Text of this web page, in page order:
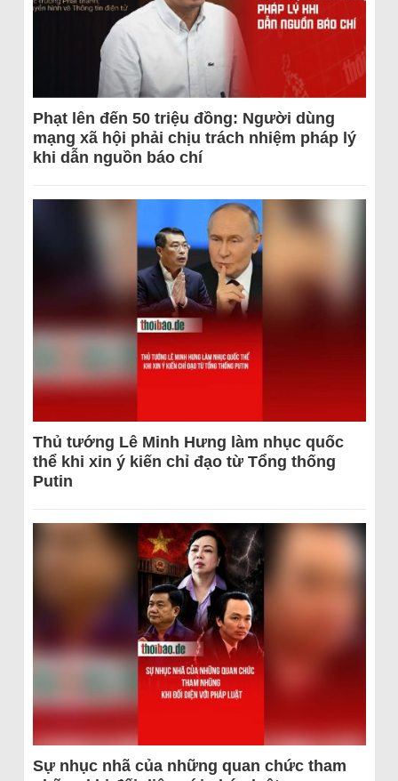
Phạt lên đến 50 triệu đồng: Người dùng
mạng xã hội phải chịu trách nhiệm pháp lý
khi dẫn nguồn báo chí
Thủ tướng Lê Minh Hưng làm nhục quốc
thể khi xin ý kiến chỉ đạo từ Tổng thống
Putin
Sự nhục nhã của những quan chức tham